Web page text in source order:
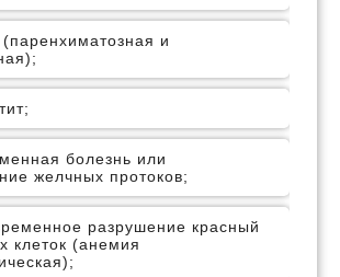
и
болезнь или
желчных протоков;
разрушение красный
клеток (анемия